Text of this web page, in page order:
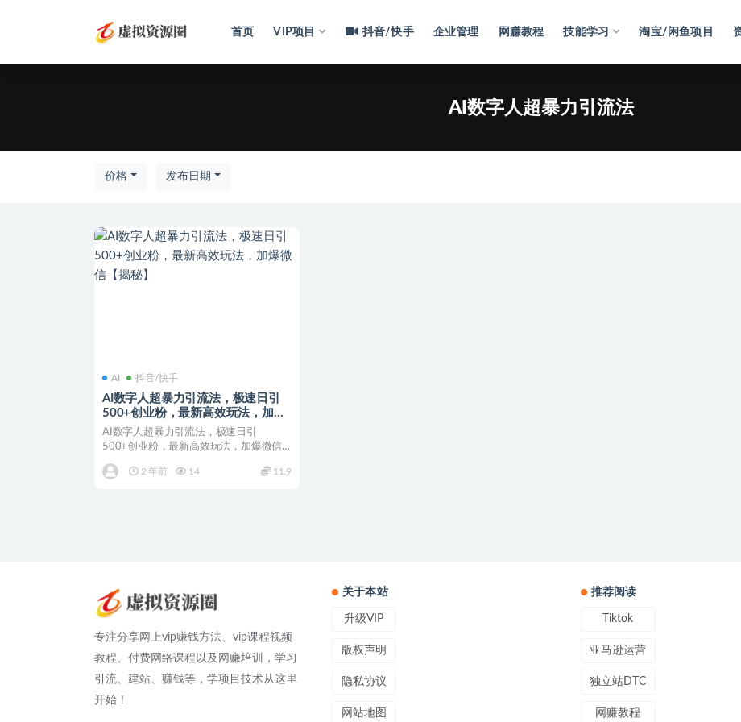
首页 VIP项目 抖音/快手 企业管理 网赚教程 技能学习 淘宝/闲鱼项目
AI数字人超暴力引流法
价格 发布日期
AI 抖音/快手
AI数字人超暴力引流法，极速日引
500+创业粉，最新高效玩法，加爆
微信【揭秘】
AI数字人超暴力引流法，极速日引
500+创业粉，最新高效玩法，加爆微信
2 年前
14 11.9
专注分享网上vip赚钱方法、vip课程视频
教程、付费网络课程以及网赚培训，学习
引流、建站、赚钱等，学项目技术从这里
开始！
关于本站
升级VIP
版权声明
隐私协议
网站地图
推荐阅读
Tiktok
亚马逊运营
独立站DTC
网赚教程